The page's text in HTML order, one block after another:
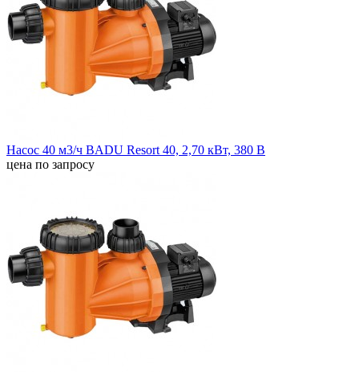
Насос 40 м3/ч BADU Resort 40, 2,70 кВт, 380 В
цена по запросу